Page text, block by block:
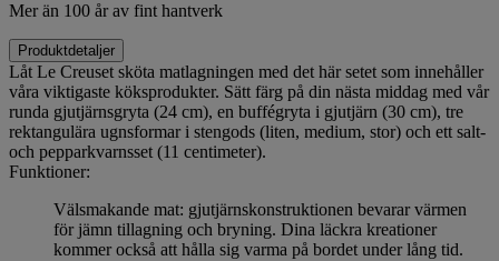
Mer än 100 år av fint hantverk
Produktdetaljer
Låt Le Creuset sköta matlagningen med det här setet som innehåller
våra viktigaste köksprodukter. Sätt färg på din nästa middag med vår
runda gjutjärnsgryta (24 cm), en buffégryta i gjutjärn (30 cm), tre
rektangulära ugnsformar i stengods (liten, medium, stor) och ett salt-
och pepparkvarnsset (11 centimeter).
Funktioner:
Välsmakande mat: gjutjärnskonstruktionen bevarar värmen
för jämn tillagning och bryning. Dina läckra kreationer
kommer också att hålla sig varma på bordet under lång tid.